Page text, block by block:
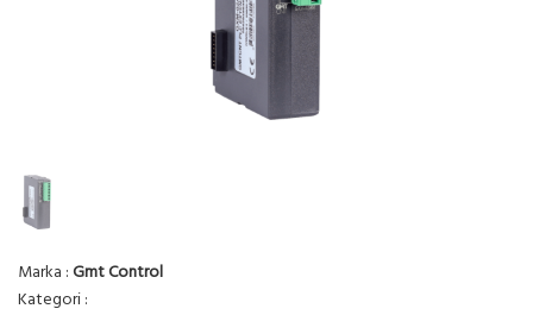
Marka :Gmt Control
Kategori :